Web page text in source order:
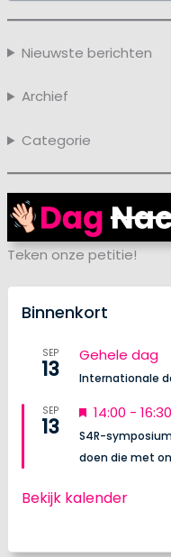
Nieuwste berichten
Archief
Categorie
Teken onze petitie!
Binnenkort
SEP
13
Gehele dag
Internationale
SEP
13
U
i
g
l
14:00 -16:30
S4R-
doen die met
Bekijk kalender